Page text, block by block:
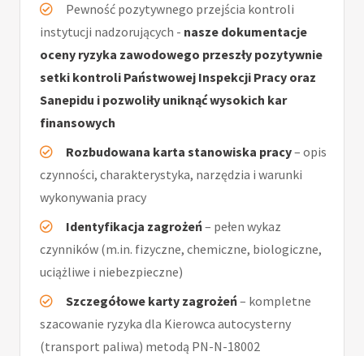
Pewność pozytywnego przejścia kontroli
instytucji nadzorujących - nasze dokumentacje
oceny ryzyka zawodowego przeszły pozytywnie
setki kontroli Państwowej Inspekcji Pracy oraz
Sanepidu i pozwoliły uniknąć wysokich kar
finansowych
Rozbudowana karta stanowiska pracy– opis
czynności, charakterystyka, narzędzia i warunki
wykonywania pracy
Identyfikacja zagrożeń– pełen wykaz
czynników (m.in. fizyczne, chemiczne, biologiczne,
uciążliwe i niebezpieczne)
Szczegółowe karty zagrożeń– kompletne
szacowanie ryzyka dla Kierowca autocysterny
(transport paliwa) metodą PN-N-18002